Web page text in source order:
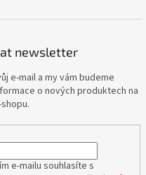
newsletter
e-mail a my vám budeme
o nových produktech na
e-mailu souhlasíte s